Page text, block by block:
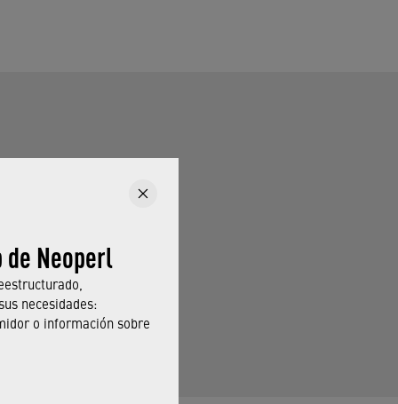
Neoperl
necesidades:
o información sobre
consulte los
fabricantes
de productos que